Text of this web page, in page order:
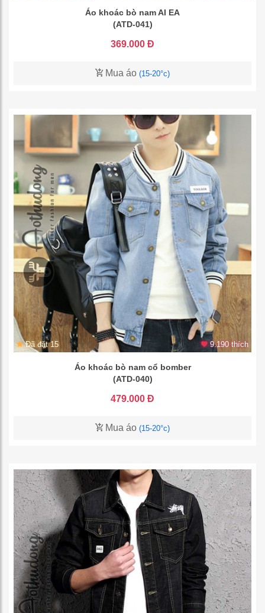
Áo khoác bò nam AI EA
(ATD-041)
369.000 Đ
Mua áo (15-20°c)
Đã đặt 15 9.190 thích
Áo khoác bò nam cổ bomber
(ATD-040)
479.000 Đ
Mua áo (15-20°c)